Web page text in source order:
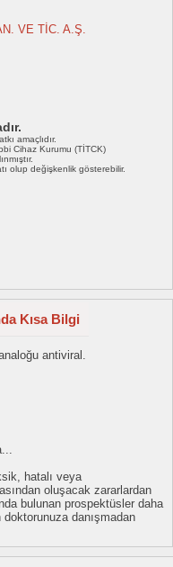
VE TİC. A.Ş.
amaçlıdır.
Cihaz Kurumu (TİTCK)
olup değişkenlik gösterebilir.
Kısa Bilgi
antiviral.
hatalı veya
oluşacak zararlardan
bulunan prospektüsler daha
danışmadan